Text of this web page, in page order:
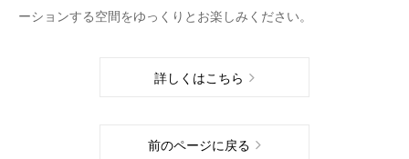
ーションする空間をゆっくりとお楽しみください。
詳しくはこちら
前のページに戻る